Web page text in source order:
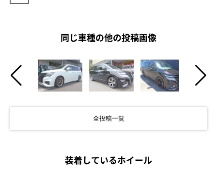
同じ車種の他の投稿画像
全投稿一覧
装着しているホイール